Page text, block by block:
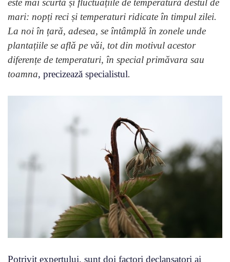
este mai scurtă și fluctuațiile de temperatură destul de
mari: nopți reci și temperaturi ridicate în timpul zilei.
La noi în țară, adesea, se întâmplă în zonele unde
plantațiile se află pe văi, tot din motivul acestor
diferențe de temperaturi, în special primăvara sau
toamna, precizează specialistul.
Potrivit expertului, sunt doi factori declanșatori ai